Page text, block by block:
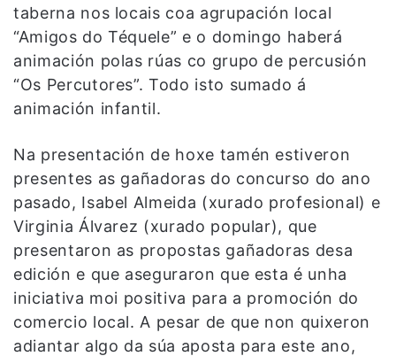
taberna nos locais coa agrupación local
“Amigos do Téquele” e o domingo haberá
animación polas rúas co grupo de percusión
“Os Percutores”. Todo isto sumado á
animación infantil.
Na presentación de hoxe tamén estiveron
presentes as gañadoras do concurso do ano
pasado, Isabel Almeida (xurado profesional) e
Virginia Álvarez (xurado popular), que
presentaron as propostas gañadoras desa
edición e que aseguraron que esta é unha
iniciativa moi positiva para a promoción do
comercio local. A pesar de que non quixeron
adiantar algo da súa aposta para este ano,